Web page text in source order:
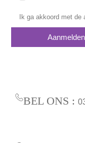
Ik ga akkoord met de
BEL ONS :